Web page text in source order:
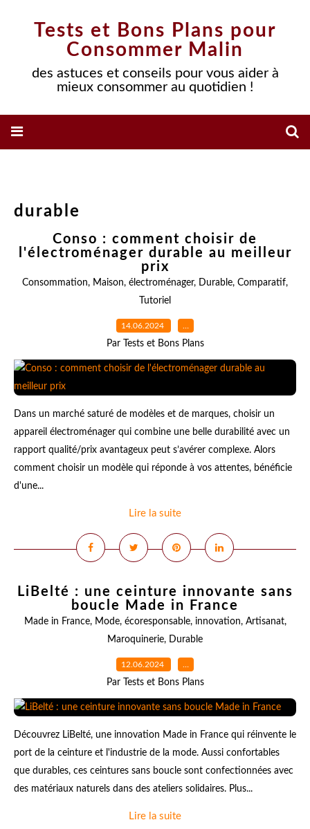
Tests et Bons Plans pour
Consommer Malin
des astuces et conseils pour vous aider à
mieux consommer au quotidien !
durable
Conso : comment choisir de
l'électroménager durable au meilleur
prix
Consommation, Maison, électroménager, Durable, Comparatif,
Tutoriel
14.06.2024 …
Par Tests et Bons Plans
Dans un marché saturé de modèles et de marques, choisir un
appareil électroménager qui combine une belle durabilité avec un
rapport qualité/prix avantageux peut s’avérer complexe. Alors
comment choisir un modèle qui réponde à vos attentes, bénéficie
d'une...
Lire la suite
LiBelté : une ceinture innovante sans
boucle Made in France
Made in France, Mode, écoresponsable, innovation, Artisanat,
Maroquinerie, Durable
12.06.2024 …
Par Tests et Bons Plans
Découvrez LiBelté, une innovation Made in France qui réinvente le
port de la ceinture et l'industrie de la mode. Aussi confortables
que durables, ces ceintures sans boucle sont confectionnées avec
des matériaux naturels dans des ateliers solidaires. Plus...
Lire la suite